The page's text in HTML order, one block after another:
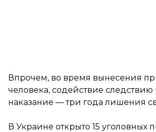
Впрочем, во время вынесения
человека, содействие
наказание — три года лишения
В Украине открыто 15 уголовных